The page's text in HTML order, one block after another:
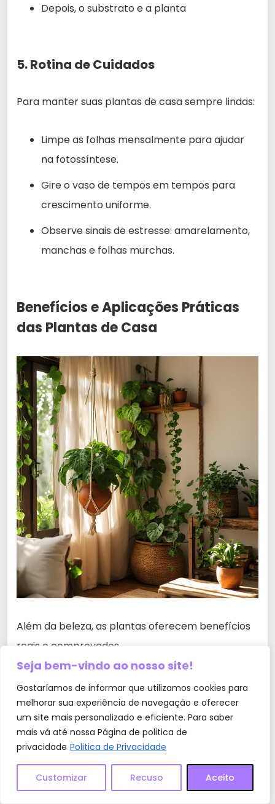
Seja bem-vindo ao nosso site!
Gostaríamos de informar que utilizamos cookies para
melhorar sua experiência de navegação e oferecer
um site mais personalizado e eficiente. Para saber
mais vá até nossa Página de politica de
privacidade Politica de Privacidade
Customizar Recuso Aceito
Depois, o substrato e a planta
5. Rotina de Cuidados
Para manter suas plantas de casa sempre lindas:
Limpe as folhas mensalmente para ajudar
na fotossíntese.
Gire o vaso de tempos em tempos para
crescimento uniforme.
Observe sinais de estresse: amarelamento,
manchas e folhas murchas.
Benefícios e Aplicações Práticas
das Plantas de Casa
Além da beleza, as plantas oferecem benefícios
reais e comprovados.
1. Purificação do Ar
Estudos da NASA mostram que algumas espécies
jiboia e espada-de-São-Jorge estão entre as